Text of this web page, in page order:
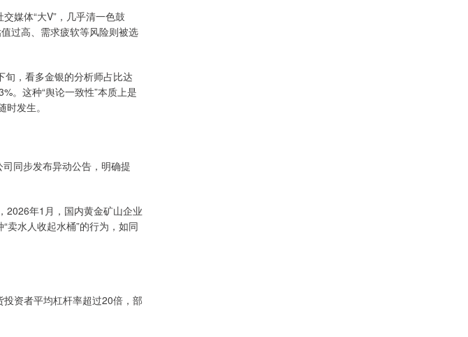
媒体“大V”，几乎清一色鼓
过高、需求疲软等风险则被选
，看多金银的分析师占比达
。这种“舆论一致性”本质上是
发生。
同步发布异动公告，明确提
2026年1月，国内黄金矿山企业
卖水人收起水桶”的行为，如同
资者平均杠杆率超过20倍，部